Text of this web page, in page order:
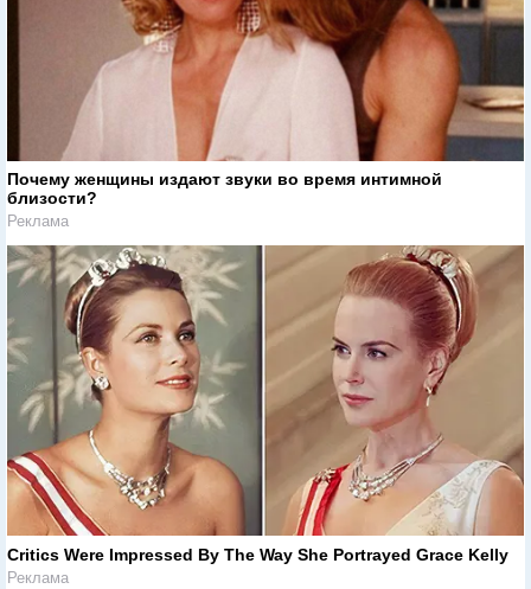
Почему женщины издают звуки во время интимной
близости?
Реклама
Critics Were Impressed By The Way She Portrayed Grace Kelly
Реклама